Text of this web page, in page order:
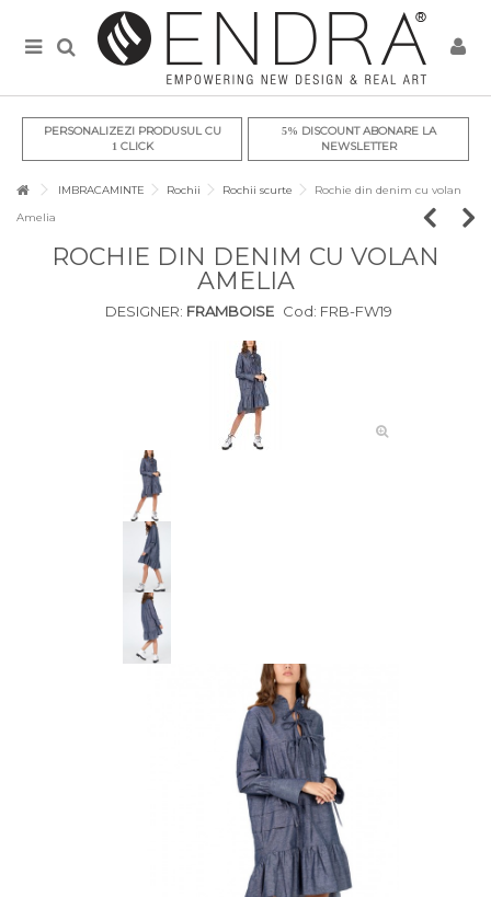
PERSONALIZEZI PRODUSUL CU
1CLICK
5% DISCOUNT ABONARE LA
NEWSLETTER
IMBRACAMINTE Rochii Rochii scurte Rochie din denim cu volan
Amelia
ROCHIE DIN DENIM CU VOLAN
AMELIA
DESIGNER: FRAMBOISE Cod: FRB-FW19